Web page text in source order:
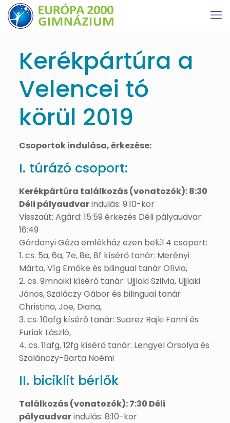
Kerékpártúra a
Velencei tó
körül 2019
Csoportok indulása, érkezése:
I. túrázó csoport:
Kerékpártúra találkozás (vonatozók): 8:30
Déli pályaudvarindulás: 9:10-kor
Visszaút: Agárd: 15:59 érkezés Déli pályaudvar:
16:49
Gárdonyi Géza emlékház ezen belül 4 csoport:
1. cs. 5a, 6a, 7e, 8e, 8f kísérő tanár: Merényi
Márta, Víg Emőke és bilingual tanár Olívia,
2. cs. 9mnoikl kísérő tanár: Ujjlaki Szilvia, Ujjlaki
János, Szaláczy Gábor és bilingual tanár
Christina, Joe, Diana,
3. cs. 10afg kísérő tanár: Suarez Rajki Fanni és
Furiak László,
4. cs. 11afg, 12fg kísérő tanár: Lengyel Orsolya és
Szalánczy-Barta Noémi
II. biciklit bérlők
Találkozás (vonatozók): 7:30 Déli
pályaudvarindulás: 8:10-kor